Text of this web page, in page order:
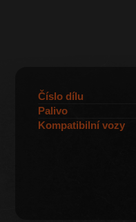
Číslo dílu
Palivo
Kompatibilní vozy